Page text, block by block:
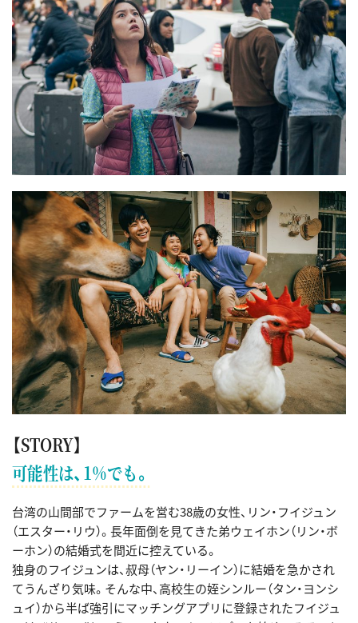
【STORY】
可能性は、1%でも。
台湾の山間部でファームを営む38歳の女性、リン・フイジュン
（エスター・リウ）。長年面倒を見てきた弟ウェイホン（リン・ボ
ーホン）の結婚式を間近に控えている。
独身のフイジュンは、叔母（ヤン・リーイン）に結婚を急かされ
てうんざり気味。そんな中、高校生の姪シンルー（タン・ヨンシ
ュイ）から半ば強引にマッチングアプリに登録されたフイジュ